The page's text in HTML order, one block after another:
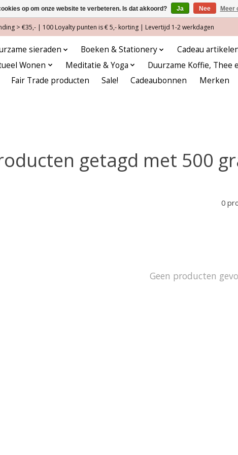
> €35,- | 100 Loyalty punten is € 5,- korting | Levertijd 1-2 werkdagen
sieraden Boeken & Stationery Cadeau
Wonen Meditatie & Yoga Duurzame Koffie, Thee
Fair Trade producten
Sale! Cadeaubonnen Merken
getagd met 500
0
Geen producten
op om onze website te verbeteren. Is dat akkoord? Ja Nee Meer